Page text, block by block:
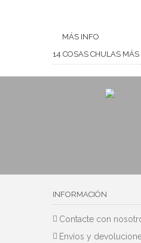
MÁS INFO
14 COSAS CHULAS MÁS
INFORMACIÓN
Contacte con
Envíos y